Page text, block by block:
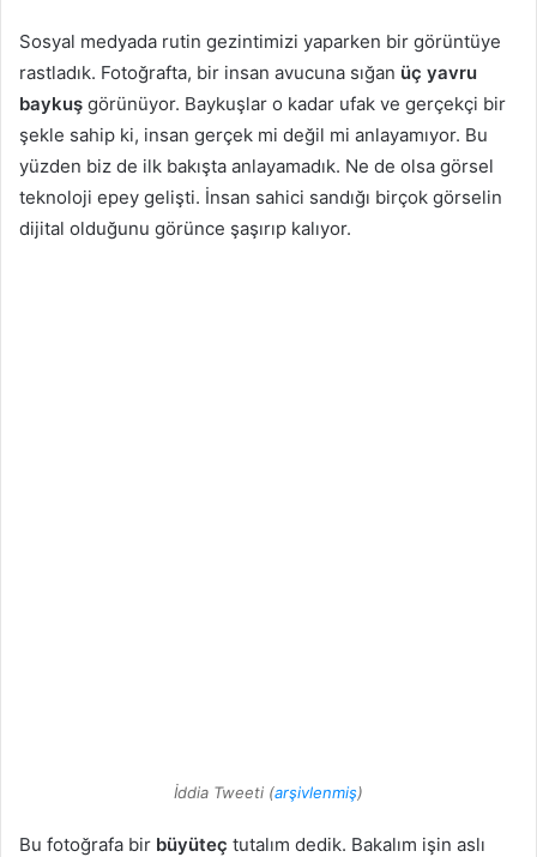
Sosyal medyada rutin gezintimizi yaparken bir görüntüye
rastladık. Fotoğrafta, bir insan avucuna sığan üç yavru
baykuş görünüyor. Baykuşlar o kadar ufak ve gerçekçi bir
şekle sahip ki, insan gerçek mi değil mi anlayamıyor. Bu
yüzden biz de ilk bakışta anlayamadık. Ne de olsa görsel
teknoloji epey gelişti. İnsan sahici sandığı birçok görselin
dijital olduğunu görünce şaşırıp kalıyor.
İddia Tweeti (arşivlenmiş)
Bu fotoğrafa bir büyüteç tutalım dedik. Bakalım işin aslı